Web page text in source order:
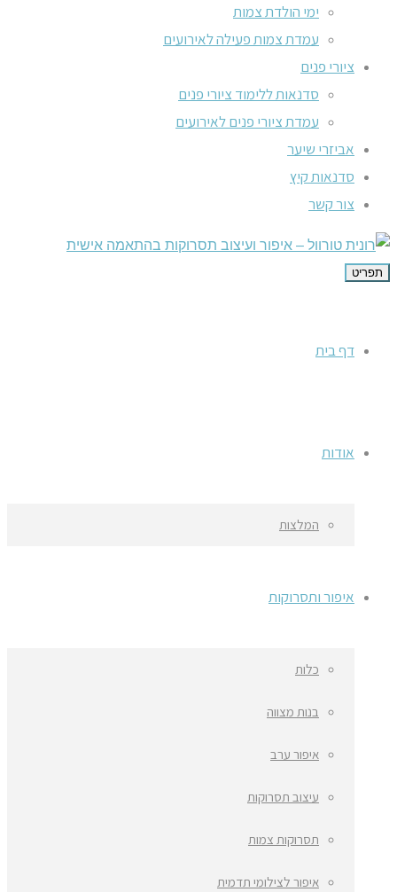
ימי הולדת צמות
עמדת צמות פעילה לאירועים
ציורי פנים
סדנאות ללימוד ציורי פנים
עמדת ציורי פנים לאירועים
אביזרי שיער
סדנאות קיץ
צור קשר
תפריט
דף בית
אודות
המלצות
איפור ותסרוקות
כלות
בנות מצווה
איפור ערב
עיצוב תסרוקות
תסרוקות צמות
איפור לצילומי תדמית